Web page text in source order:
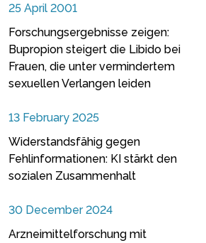
25 April 2001
Forschungsergebnisse zeigen:
Bupropion steigert die Libido bei
Frauen, die unter vermindertem
sexuellen Verlangen leiden
13 February 2025
Widerstandsfähig gegen
Fehlinformationen: KI stärkt den
sozialen Zusammenhalt
30 December 2024
Arzneimittelforschung mit